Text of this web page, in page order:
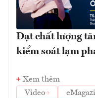
Đạt chất lượng
kiểm soát lạm
Xem thêm
Video